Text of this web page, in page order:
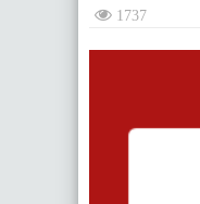
1737